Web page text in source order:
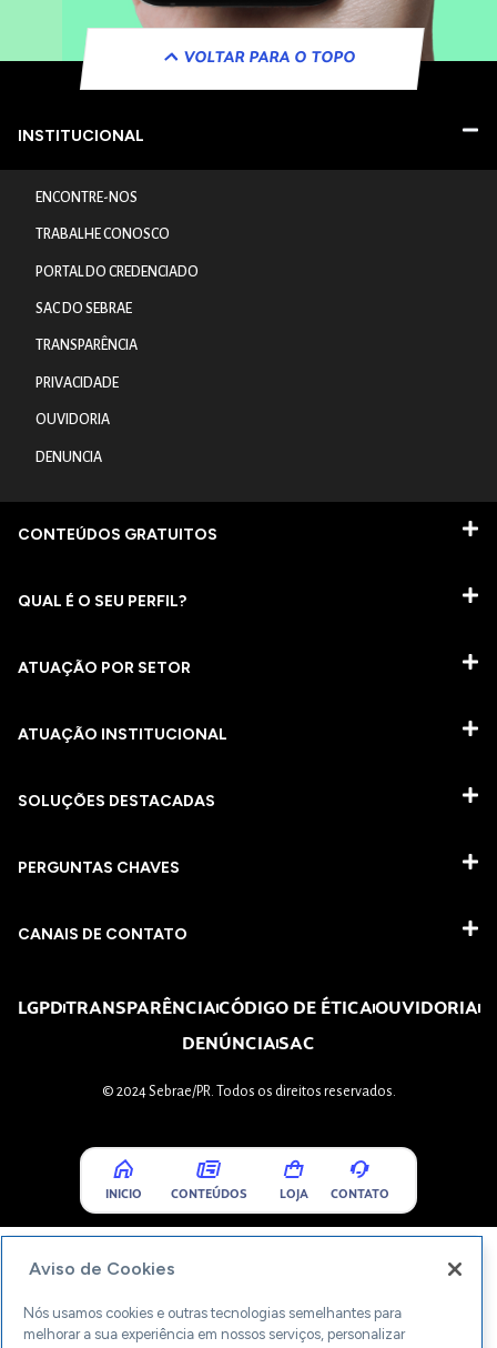
VOLTAR PARA O TOPO
INSTITUCIONAL
ENCONTRE-NOS
TRABALHE CONOSCO
PORTAL DO CREDENCIADO
SAC DO SEBRAE
TRANSPARÊNCIA
PRIVACIDADE
OUVIDORIA
DENUNCIA
CONTEÚDOS GRATUITOS
QUAL É O SEU PERFIL?
ATUAÇÃO POR SETOR
ATUAÇÃO INSTITUCIONAL
SOLUÇÕES DESTACADAS
PERGUNTAS CHAVES​
CANAIS DE CONTATO
LGPDTRANSPARÊNCIACÓDIGO DE ÉTICAOUVIDORIA
DENÚNCIASAC
© 2024 Sebrae/PR. Todos os direitos reservados.
INICIO CONTEÚDOS LOJA CONTATO
Aviso de Cookies
Nós usamos cookies e outras tecnologias semelhantes para
melhorar a sua experiência em nossos serviços, personalizar